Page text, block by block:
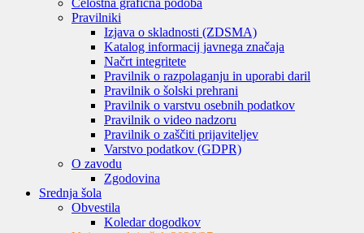
Celostna grafična podoba
Pravilniki
Izjava o skladnosti (ZDSMA)
Katalog informacij javnega značaja
Načrt integritete
Pravilnik o razpolaganju in uporabi daril
Pravilnik o šolski prehrani
Pravilnik o varstvu osebnih podatkov
Pravilnik o video nadzoru
Pravilnik o zaščiti prijaviteljev
Varstvo podatkov (GDPR)
O zavodu
Zgodovina
Srednja šola
Obvestila
Koledar dogodkov